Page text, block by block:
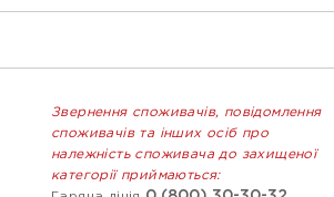
Звернення споживачів, повідомлення
споживачів та інших осіб про
належність споживача до захищеної
категорії приймаються: